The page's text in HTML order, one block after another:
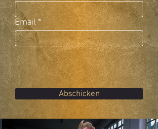
Email
Abschicken